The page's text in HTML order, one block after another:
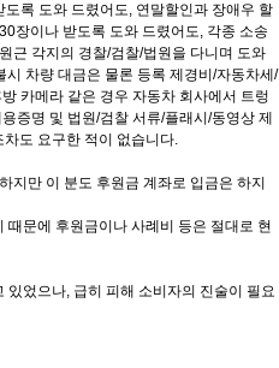
록 도와 드렸어도, 연말할인과 장애우 할
장이나 받도록 도와 드렸어도, 각종 소송
근 각지의 경찰/검찰/법원을 다니며 도와
차량 대금은 물론 등록 제경비/자동차세/
카메라 같은 경우 자동차 회사에서 트렁
증명 및 법원/검찰 서류/플래시/동영상 제
도 요구한 적이 없습니다.
지만 이 분도 후원금 계좌로 입금은 하지
문에 후원금이나 사례비 등은 절대로 현
었으나, 급히 피해 소비자의 진술이 필요